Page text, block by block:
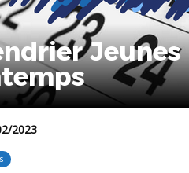
Jeunes
2023